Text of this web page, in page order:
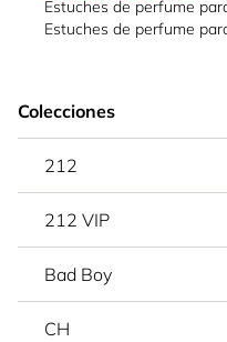
Estuches de perfume
Estuches de perfume
Colecciones
212
212 VIP
Bad Boy
CH